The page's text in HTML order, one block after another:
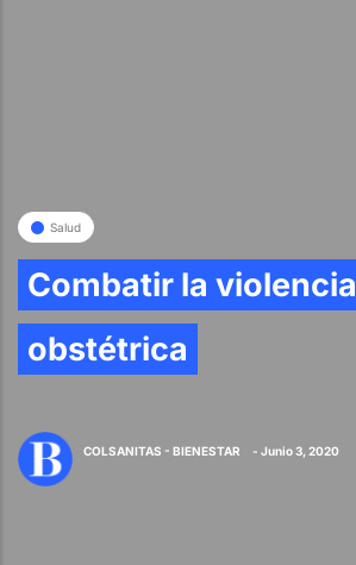
Salud
Combatir la violencia
obstétrica
COLSANITAS - BIENESTAR - Junio 3, 2020